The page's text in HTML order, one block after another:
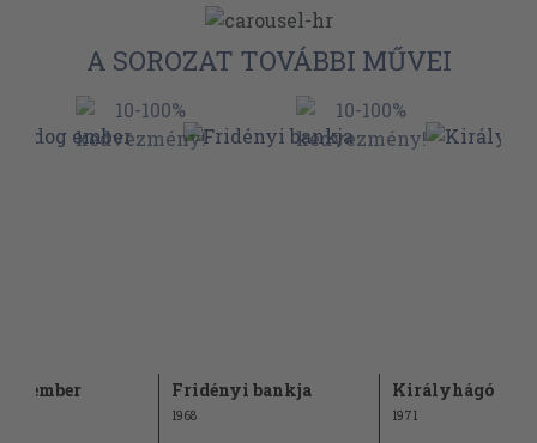
A SOROZAT TOVÁBBI MŰVEI
ember Fridényi bankja
1968
Királyhágó
1971